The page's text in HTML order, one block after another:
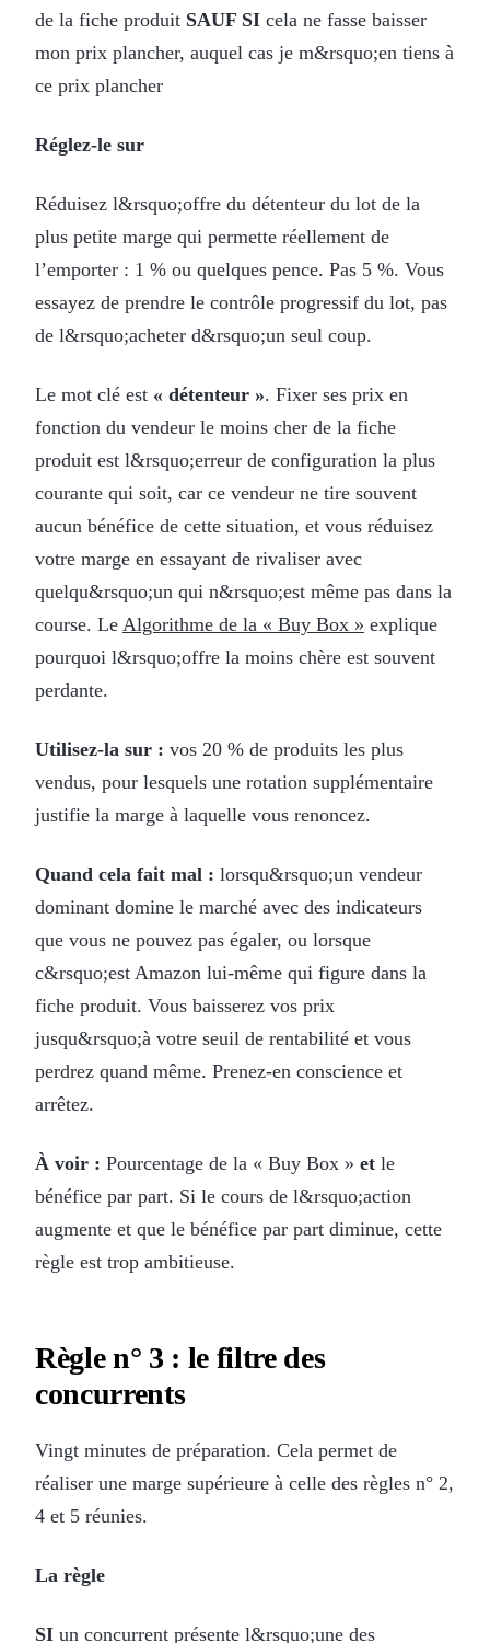
de la fiche produit SAUF SI cela ne fasse baisser
mon prix plancher, auquel cas je m&rsquo;en tiens à
ce prix plancher
Réglez-le sur
Réduisez l&rsquo;offre du détenteur du lot de la
plus petite marge qui permette réellement de
l’emporter : 1 % ou quelques pence. Pas 5 %. Vous
essayez de prendre le contrôle progressif du lot, pas
de l&rsquo;acheter d&rsquo;un seul coup.
Le mot clé est « détenteur ». Fixer ses prix en
fonction du vendeur le moins cher de la fiche
produit est l&rsquo;erreur de configuration la plus
courante qui soit, car ce vendeur ne tire souvent
aucun bénéfice de cette situation, et vous réduisez
votre marge en essayant de rivaliser avec
quelqu&rsquo;un qui n&rsquo;est même pas dans la
course. Le Algorithme de la « Buy Box » explique
pourquoi l&rsquo;offre la moins chère est souvent
perdante.
Utilisez-la sur : vos 20 % de produits les plus
vendus, pour lesquels une rotation supplémentaire
justifie la marge à laquelle vous renoncez.
Quand cela fait mal : lorsqu&rsquo;un vendeur
dominant domine le marché avec des indicateurs
que vous ne pouvez pas égaler, ou lorsque
c&rsquo;est Amazon lui-même qui figure dans la
fiche produit. Vous baisserez vos prix
jusqu&rsquo;à votre seuil de rentabilité et vous
perdrez quand même. Prenez-en conscience et
arrêtez.
À voir : Pourcentage de la « Buy Box » et le
bénéfice par part. Si le cours de l&rsquo;action
augmente et que le bénéfice par part diminue, cette
règle est trop ambitieuse.
Règle n° 3 : le filtre des
concurrents
Vingt minutes de préparation. Cela permet de
réaliser une marge supérieure à celle des règles n° 2,
4 et 5 réunies.
La règle
SI un concurrent présente l&rsquo;une des